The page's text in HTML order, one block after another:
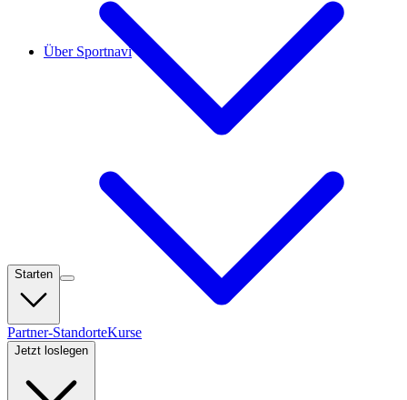
Starten
Partner-StandorteKurse
Jetzt loslegen
Über Sportnavi